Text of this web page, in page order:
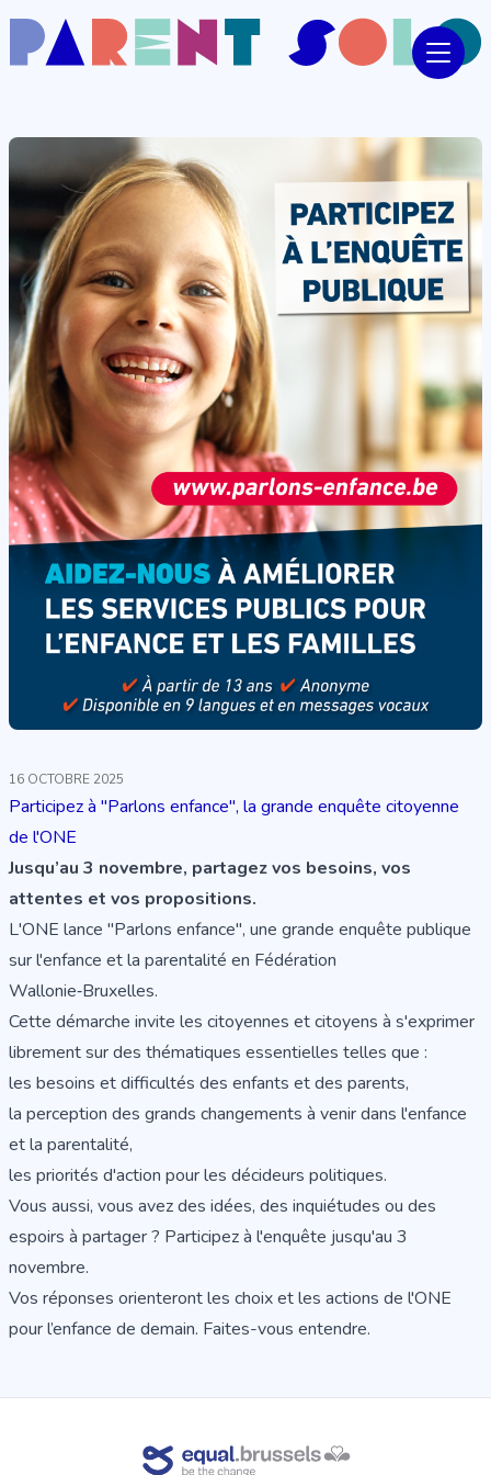
16 OCTOBRE 2025
Participez à "Parlons enfance", la grande enquête citoyenne
de l'ONE
Jusqu’au 3 novembre, partagez vos besoins, vos
attentes et vos propositions.
L'ONE lance "Parlons enfance", une grande enquête publique
sur l'enfance et la parentalité en Fédération
Wallonie‑Bruxelles.
Cette démarche invite les citoyennes et citoyens à s'exprimer
librement sur des thématiques essentielles telles que :
les besoins et difficultés des enfants et des parents,
la perception des grands changements à venir dans l'enfance
et la parentalité,
les priorités d'action pour les décideurs politiques.
Vous aussi, vous avez des idées, des inquiétudes ou des
espoirs à partager ? Participez à l'enquête jusqu'au 3
novembre.
Vos réponses orienteront les choix et les actions de l'ONE
pour l’enfance de demain. Faites-vous entendre.